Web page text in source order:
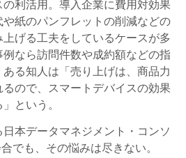
利活用。導入企業に費用対効果
紙のパンフレットの削減などの
げる工夫をしているケースが多
なら訪問件数や成約額などの指
る知人は「売り上げは、商品力
ので、スマートデバイスの効果
という。
本データマネジメント・コンソ
でも、その悩みは尽きない。